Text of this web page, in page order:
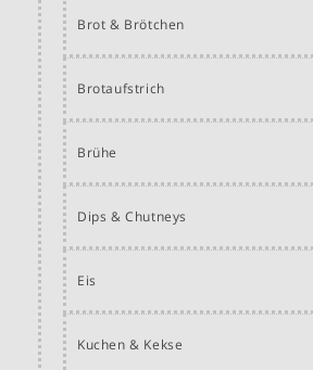
Brot & Brötchen
Brotaufstrich
Brühe
Dips & Chutneys
Eis
Kuchen & Kekse